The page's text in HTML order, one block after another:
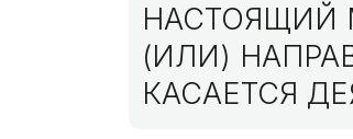
НАСТОЯЩИЙ
(ИЛИ)
КАСАЕТСЯ